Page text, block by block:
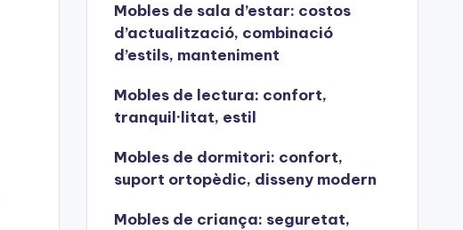
Mobles de sala d’estar: costos
d’actualització, combinació
d’estils, manteniment
Mobles de lectura: confort,
tranquil·litat, estil
Mobles de dormitori: confort,
suport ortopèdic, disseny modern
Mobles de criança: seguretat,